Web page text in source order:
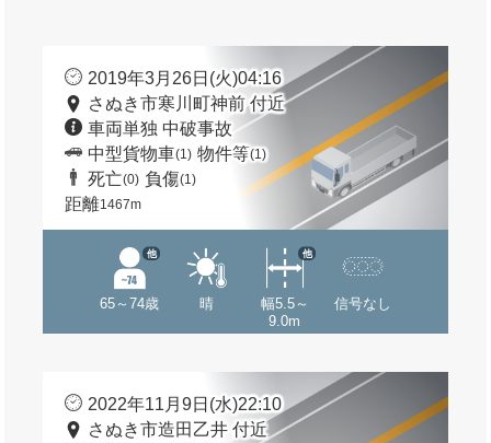
2019年3月26日(火)04:16
さぬき市寒川町神前 付近
車両単独 中破事故
中型貨物車(1) 物件等(1)
死亡(0) 負傷(1)
距離1467m
65～74歳
他
晴
幅5.5～
9.0m
他
信号なし
2022年11月9日(水)22:10
さぬき市造田乙井 付近